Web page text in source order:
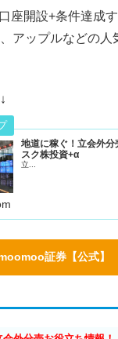
座開設+条件達成
アップルなどの人
地道に稼ぐ！立会外分
スク株投資+α
立...
証券【公式】